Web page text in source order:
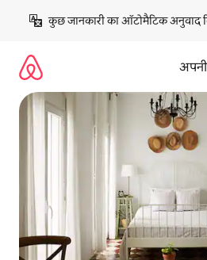
छोड़कर
कॉन्टेंट
कुछ जानकारी का ऑटोमैटिक अनुवाद